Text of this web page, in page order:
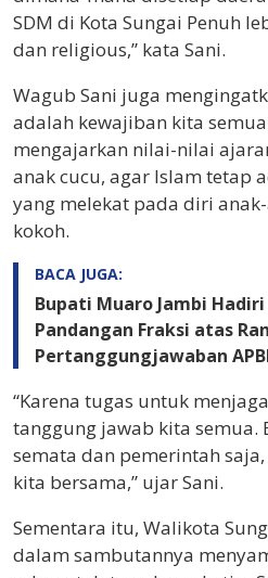
SDM di Kota Sungai Penuh
dan religious,” kata Sani.
Wagub Sani juga
adalah kewajiban kita
mengajarkan nilai-nilai
anak cucu, agar Islam tetap
yang melekat pada diri
kokoh.
BACA JUGA:
Bupati Muaro Jambi Hadiri
Pandangan Fraksi atas
Pertanggungjawaban
“Karena tugas untuk
tanggung jawab kita semua.
semata dan pemerintah
kita bersama,” ujar Sani.
Sementara itu, Walikota
dalam sambutannya